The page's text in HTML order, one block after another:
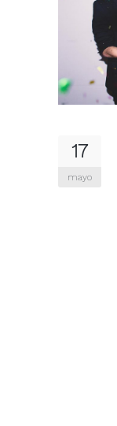
17
mayo